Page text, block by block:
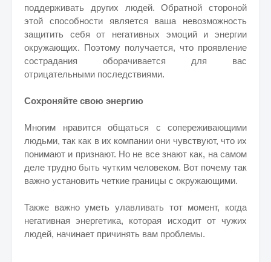
поддерживать других людей. Обратной стороной
этой способности является ваша невозможность
защитить себя от негативных эмоций и энергии
окружающих. Поэтому получается, что проявление
сострадания оборачивается для вас
отрицательными последствиями.
Сохроняйте свою энергию
Многим нравится общаться с сопереживающими
людьми, так как в их компании они чувствуют, что их
понимают и признают. Но не все знают как, на самом
деле трудно быть чутким человеком. Вот почему так
важно установить четкие границы с окружающими.
Также важно уметь улавливать тот момент, когда
негативная энергетика, которая исходит от чужих
людей, начинает причинять вам проблемы.